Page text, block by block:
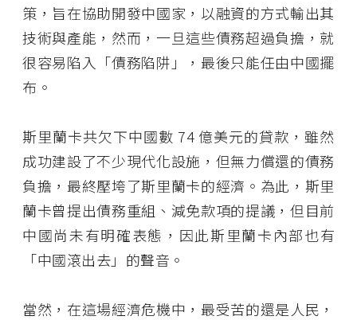
策，旨在協助開發中國家，以融資的方式輸出其
技術與產能，然而，一旦這些債務超過負擔，就
很容易陷入「債務陷阱」，最後只能任由中國擺
布。
斯里蘭卡共欠下中國數 74 億美元的貸款，雖然
成功建設了不少現代化設施，但無力償還的債務
負擔，最終壓垮了斯里蘭卡的經濟。為此，斯里
蘭卡曾提出債務重組、減免款項的提議，但目前
中國尚未有明確表態，因此斯里蘭卡內部也有
「中國滾出去」的聲音。
當然，在這場經濟危機中，最受苦的還是人民，